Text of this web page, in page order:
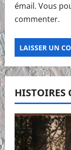
émail. Vous
commenter.
HISTOIRES